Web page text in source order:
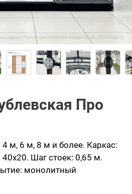
Про
м, 6 м, 8 м и более. Каркас:
40х20. Шаг стоек: 0,65 м.
монолитный